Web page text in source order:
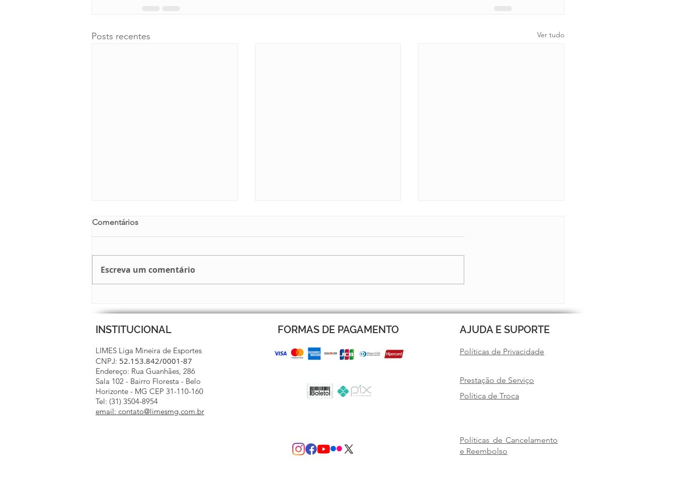
Posts recentes Ver tudo
Comentários
Escreva um comentário
INSTITUCIONAL
LIMES Liga Mineira de Esportes
CNPJ: 52.153.842/0001-87
Endereço: Rua Guanhães, 286
Sala 102 - Bairro Floresta - Belo
Horizonte - MG CEP 31-110-160
Tel: (31) 3504-8954
email: contato@limesmg.com.br
FORMAS DE PAGAMENTO AJUDA E SUPORTE
Políticas de Privacidade
Prestação de Serviço
Política de Troca
Políticas de Cancelamento
e Reembolso